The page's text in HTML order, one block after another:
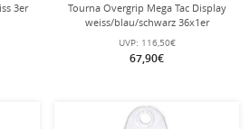
3er
Tourna Overgrip Mega Tac Display
weiss/blau/schwarz 36x1er
UVP: 116,50€
67,90€